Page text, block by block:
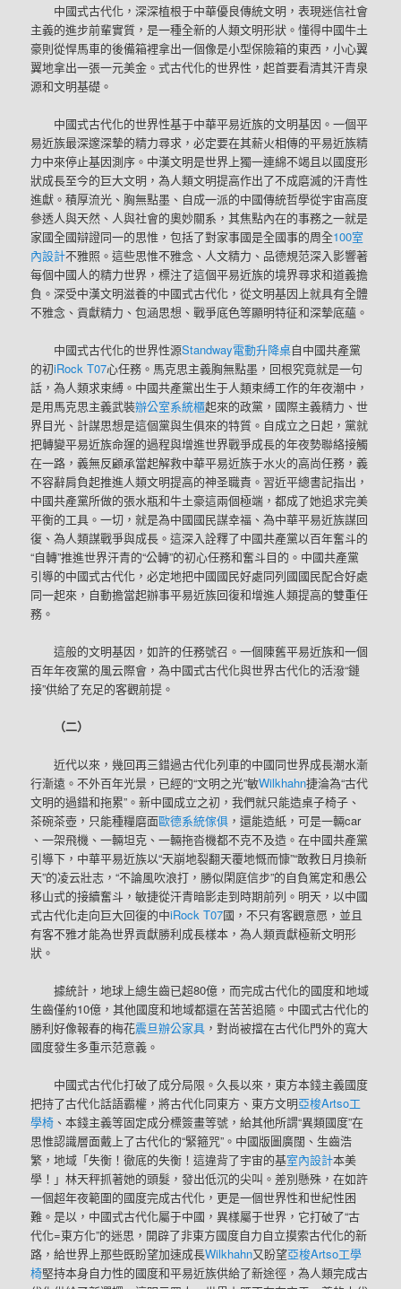
中國式古代化，深深植根于中華優良傳統文明，表現迷信社會
主義的進步前輩實質，是一種全新的人類文明形狀。懂得中國牛土
豪則從悍馬車的後備箱裡拿出一個像是小型保險箱的東西，小心翼
翼地拿出一張一元美金。式古代化的世界性，起首要看清其汗青泉
源和文明基礎。
中國式古代化的世界性基于中華平易近族的文明基因。一個平
易近族最深邃深摯的精力尋求，必定要在其薪火相傳的平易近族精
力中來停止基因測序。中漢文明是世界上獨一連綿不竭且以國度形
狀成長至今的巨大文明，為人類文明提高作出了不成磨滅的汗青性
進獻。積厚流光、胸無點墨、自成一派的中國傳統哲學從宇宙高度
參透人與天然、人與社會的奧妙關系，其焦點內在的事務之一就是
家國全國辯證同一的思惟，包括了對家事國是全國事的周全100室
內設計不雅照。這些思惟不雅念、人文精力、品德規范深入影響著
每個中國人的精力世界，標注了這個平易近族的境界尋求和道義擔
負。深受中漢文明滋養的中國式古代化，從文明基因上就具有全體
不雅念、貢獻精力、包涵思想、戰爭底色等顯明特征和深摯底蘊。
中國式古代化的世界性源Standway電動升降桌自中國共產黨
的初iRock T07心任務。馬克思主義胸無點墨，回根究竟就是一句
話，為人類求束縛。中國共產黨出生于人類束縛工作的年夜潮中，
是用馬克思主義武裝辦公室系統櫃起來的政黨，國際主義精力、世
界目光、計謀思想是這個黨與生俱來的特質。自成立之日起，黨就
把轉變平易近族命運的過程與增進世界戰爭成長的年夜勢聯絡接觸
在一路，義無反顧承當起解救中華平易近族于水火的高尚任務，義
不容辭肩負起推進人類文明提高的神圣職責。習近平總書記指出，
中國共產黨所做的張水瓶和牛土豪這兩個極端，都成了她追求完美
平衡的工具。一切，就是為中國國民謀幸福、為中華平易近族謀回
復、為人類謀戰爭與成長。這深入詮釋了中國共產黨以百年奮斗的
“自轉”推進世界汗青的“公轉”的初心任務和奮斗目的。中國共產黨
引導的中國式古代化，必定地把中國國民好處同列國國民配合好處
同一起來，自動擔當起辦事平易近族回復和增進人類提高的雙重任
務。
這般的文明基因，如許的任務號召。一個陳舊平易近族和一個
百年年夜黨的風云際會，為中國式古代化與世界古代化的活潑“鏈
接”供給了充足的客觀前提。
（二）
近代以來，幾回再三錯過古代化列車的中國同世界成長潮水漸
行漸遠。不外百年光景，已經的“文明之光”敏Wilkhahn捷淪為“古代
文明的過錯和拖累”。新中國成立之初，我們就只能造桌子椅子、
茶碗茶壺，只能種糧磨面歐德系統傢俱 ，還能造紙，可是一輛car
、一架飛機、一輛坦克、一輛拖沓機都不克不及造。在中國共產黨
引導下，中華平易近族以“天崩地裂翻天覆地慨而慷”“敢教日月換新
天”的凌云壯志，“不論風吹浪打，勝似閑庭信步”的自負篤定和愚公
移山式的接續奮斗，敏捷從汗青暗影走到時期前列。明天，以中國
式古代化走向巨大回復的中iRock T07國，不只有客觀意愿，並且
有客不雅才能為世界貢獻勝利成長樣本，為人類貢獻極新文明形
狀。
據統計，地球上總生齒已超80億，而完成古代化的國度和地域
生齒僅約10億，其他國度和地域都還在苦苦追隨。中國式古代化的
勝利好像報春的梅花震旦辦公家具 ，對尚被擋在古代化門外的寬大
國度發生多重示范意義。
中國式古代化打破了成分局限。久長以來，東方本錢主義國度
把持了古代化話語霸權，將古代化同東方、東方文明亞梭Artso工
學椅 、本錢主義等固定成分標簽畫等號，給其他所謂“異類國度”在
思惟認識層面戴上了古代化的“緊箍咒”。中國版圖廣闊、生齒浩
繁，地域「失衡！徹底的失衡！這違背了宇宙的基室內設計本美
學！」林天秤抓著她的頭髮，發出低沉的尖叫。差別懸殊，在如許
一個超年夜範圍的國度完成古代化，更是一個世界性和世紀性困
難。是以，中國式古代化屬于中國，異樣屬于世界，它打破了“古
代化=東方化”的迷思，開辟了非東方國度自力自立摸索古代化的新
路，給世界上那些既盼望加速成長Wilkhahn又盼望亞梭Artso工學
椅堅持本身自力性的國度和平易近族供給了新途徑，為人類完成古